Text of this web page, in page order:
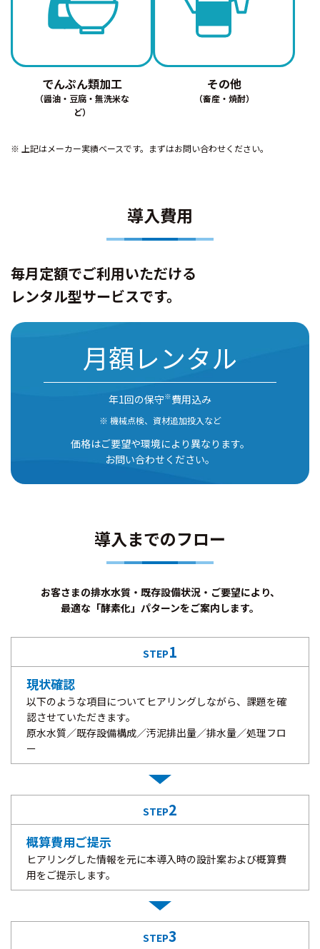
でんぷん類加工
（醤油・豆腐・無洗米な
ど）
その他
（畜産・焼酎）
上記はメーカー実績ベースです。まずはお問い合わせください。
導入費用
毎月定額でご利用いただける
レンタル型サービスです。
月額レンタル
年1回の保守※費用込み
機械点検、資材追加投入など
価格はご要望や環境により異なります。
お問い合わせください。
導入までのフロー
お客さまの排水水質・既存設備状況・ご要望により、
最適な「酵素化」パターンをご案内します。
STEP1
現状確認
以下のような項目についてヒアリングしながら、課題を確
認させていただきます。
原水水質／既存設備構成／汚泥排出量／排水量／処理フロ
ー
STEP2
概算費用ご提示
ヒアリングした情報を元に本導入時の設計案および概算費
用をご提示します。
STEP3